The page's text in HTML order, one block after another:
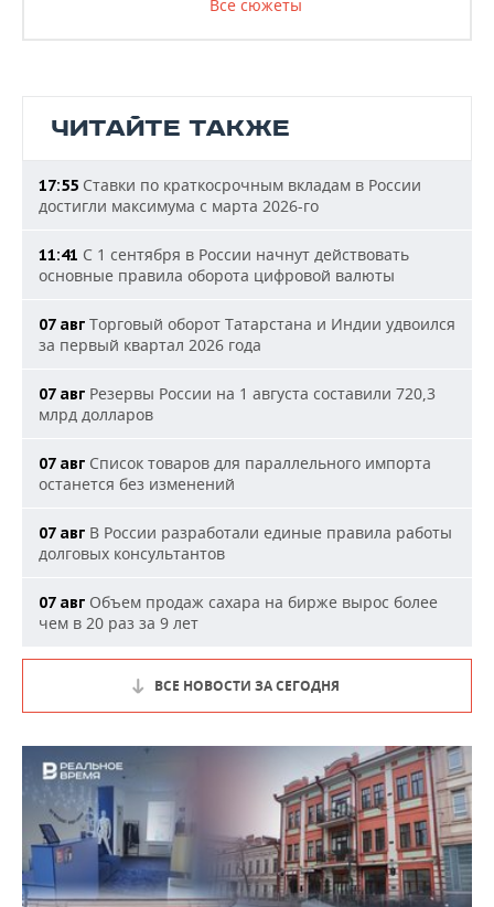
Все сюжеты
ЧИТАЙТЕ ТАКЖЕ
17:55 Ставки по краткосрочным вкладам в России
достигли максимума с марта 2026-го
11:41 С 1 сентября в России начнут действовать
основные правила оборота цифровой валюты
07 авг Торговый оборот Татарстана и Индии удвоился
за первый квартал 2026 года
07 авг Резервы России на 1 августа составили 720,3
млрд долларов
07 авг Список товаров для параллельного импорта
останется без изменений
07 авг В России разработали единые правила работы
долговых консультантов
07 авг Объем продаж сахара на бирже вырос более
чем в 20 раз за 9 лет
ВСЕ НОВОСТИ ЗА СЕГОДНЯ